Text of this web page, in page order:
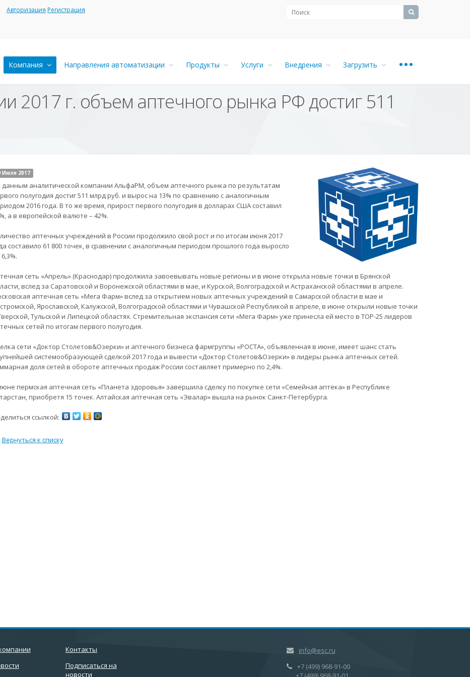
Авторизация Регистрация
Компания Направления автоматизации Продукты Услуги Внедрения Загрузить ...
2017 г. объем аптечного рынка РФ достиг 511
Июля 2017
данным аналитической компании АльфаРМ, объем аптечного рынка по результатам
полугодия достиг 511 млрд руб. и вырос на 13% по сравнению с аналогичным
2016 года. В то же время, прирост первого полугодия в долларах США составил
а в европейской валюте – 42%.
аптечных учреждений в России продолжило свой рост и по итогам июня 2017
составило 61 800 точек, в сравнении с аналогичным периодом прошлого года выросло
сеть «Апрель» (Краснодар) продолжила завоевывать новые регионы и в июне открыла новые точки в Брянской
вслед за Саратовской и Воронежской областями в мае, и Курской, Волгоградской и Астраханской областями в апреле.
аптечная сеть «Мега Фарм» вслед за открытием новых аптечных учреждений в Самарской области в мае и
Ярославской, Калужской, Волгоградской областями и Чувашской Республикой в апреле, в июне открыли новые точки
Тульской и Липецкой областях. Стремительная экспансия сети «Мега Фарм» уже принесла ей место в TOP-25 лидеров
сетей по итогам первого полугодия.
сети «Доктор Столетов&Озерки» и аптечного бизнеса фармгруппы «РОСТА», объявленная в июне, имеет шанс стать
системообразующей сделкой 2017 года и вывести «Доктор Столетов&Озерки» в лидеры рынка аптечных сетей.
доля сетей в обороте аптечных продаж России составляет примерно по 2,4%.
пермская аптечная сеть «Планета здоровья» завершила сделку по покупке сети «Семейная аптека» в Республике
приобретя 15 точек. Алтайская аптечная сеть «Эвалар» вышла на рынок Санкт-Петербурга.
ссылкой:
Вернуться к списку
Контакты
Подписаться на
новости
info@esc.ru
+7 (499) 968-91-00